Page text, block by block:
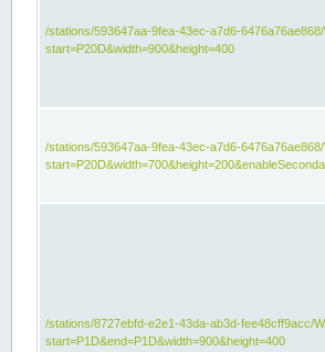
/stations/593647aa-9fea-43ec-a7d6-
start=P20D&width=900&height=400
/stations/593647aa-9fea-43ec-a7d6-
/stations/8727ebfd-e2e1-43da-ab3d-fee48cff9acc/
start=P1D&end=P1D&width=900&height=400